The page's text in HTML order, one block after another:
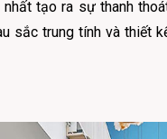
tạo ra sự thanh
sắc trung tính và thiết